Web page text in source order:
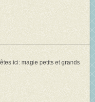
ici: magie petits et grands